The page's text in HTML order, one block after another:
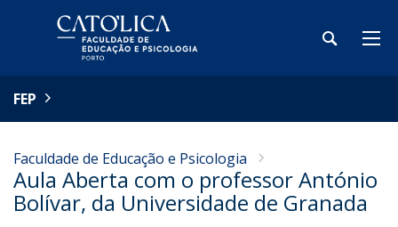
FEP
Faculdade de Educação e Psicologia
Aula Aberta com o professor António
Bolívar, da Universidade de Granada